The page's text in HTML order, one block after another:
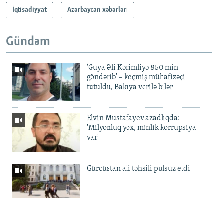
İqtisadiyyat Azərbaycan xəbərləri
Gündəm
'Guya Əli Kərimliyə 850 min
göndərib' – keçmiş mühafizəçi
tutuldu, Bakıya verilə bilər
Elvin Mustafayev azadlıqda:
'Milyonluq yox, minlik korrupsiya
var'
Gürcüstan ali təhsili pulsuz etdi